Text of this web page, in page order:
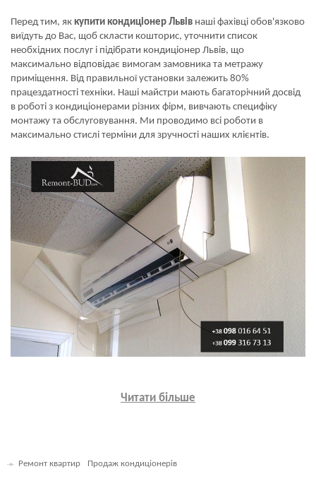
Перед тим, як купити кондиціонер Львів наші фахівці обов'язково
виїдуть до Вас, щоб скласти кошторис, уточнити список
необхідних послуг і підібрати кондиціонер Львів, що
максимально відповідає вимогам замовника та метражу
приміщення. Від правильної установки залежить 80%
працездатності техніки. Наші майстри мають багаторічний досвід
в роботі з кондиціонерами різних фірм, вивчають специфіку
монтажу та обслуговування. Ми проводимо всі роботи в
максимально стислі терміни для зручності наших клієнтів.
Читати більше
Ремонт квартир Продаж кондиціонерів